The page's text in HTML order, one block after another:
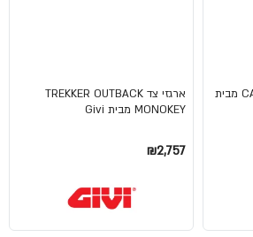
תיקי צד CANYON MONOKEY מבית
ארגזי צד TREKKER OUTBACK
MONOKEY מבית Givi
₪2,757